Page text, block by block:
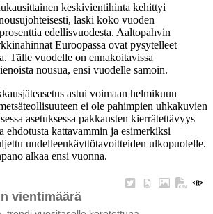
keskivientihinta kehittyi
laski koko vuoden
edellisvuodesta. Aaltopahvin
Euroopassa ovat pysytelleet
Tälle vuodelle on ennakoitavissa
nousua, ensi vuodelle samoin.
astui voimaan helmikuun
ei ole pahimpien uhkakuvien
asetuksessa pakkausten kierrätettävyys
ehdotusta kattavammin ja esimerkiksi
uudelleenkäyttötavoitteiden ulkopuolelle.
alkaa ensi vuonna.